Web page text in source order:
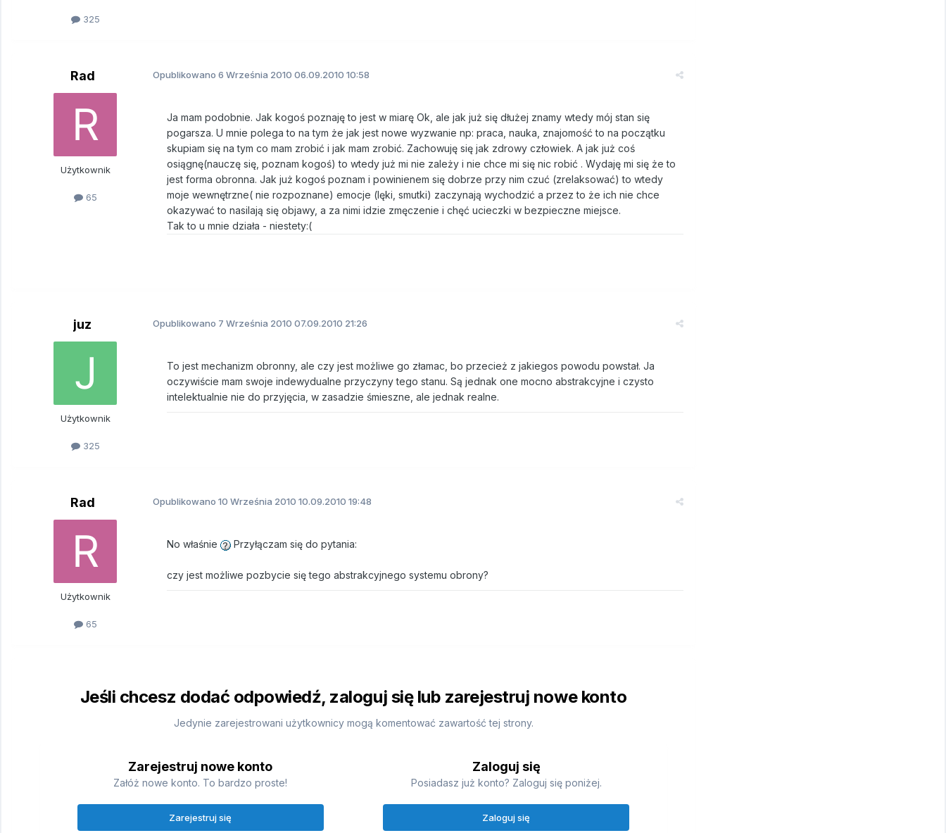
325
Rad
Użytkownik
65
Opublikowano 6 Września 2010 06.09.2010 10:58
Ja mam podobnie. Jak kogoś poznaję to jest w miarę Ok, ale jak już się dłużej znamy wtedy mój stan się
pogarsza. U mnie polega to na tym że jak jest nowe wyzwanie np: praca, nauka, znajomość to na początku
skupiam się na tym co mam zrobić i jak mam zrobić. Zachowuję się jak zdrowy człowiek. A jak już coś
osiągnę(nauczę się, poznam kogoś) to wtedy już mi nie zależy i nie chce mi się nic robić . Wydaję mi się że to
jest forma obronna. Jak już kogoś poznam i powinienem się dobrze przy nim czuć (zrelaksować) to wtedy
moje wewnętrzne( nie rozpoznane) emocje (lęki, smutki) zaczynają wychodzić a przez to że ich nie chce
okazywać to nasilają się objawy, a za nimi idzie zmęczenie i chęć ucieczki w bezpieczne miejsce.
Tak to u mnie działa - niestety:(
juz
Użytkownik
325
Opublikowano 7 Września 2010 07.09.2010 21:26
To jest mechanizm obronny, ale czy jest możliwe go złamac, bo przecież z jakiegos powodu powstał. Ja
oczywiście mam swoje indewydualne przyczyny tego stanu. Są jednak one mocno abstrakcyjne i czysto
intelektualnie nie do przyjęcia, w zasadzie śmieszne, ale jednak realne.
Rad
Użytkownik
65
Opublikowano 10 Września 2010 10.09.2010 19:48
No właśnie Przyłączam się do pytania:
czy jest możliwe pozbycie się tego abstrakcyjnego systemu obrony?
Jeśli chcesz dodać odpowiedź, zaloguj się lub zarejestruj nowe konto
Jedynie zarejestrowani użytkownicy mogą komentować zawartość tej strony.
Zarejestruj nowe konto
Załóż nowe konto. To bardzo proste!
Zarejestruj się
Zaloguj się
Posiadasz już konto? Zaloguj się poniżej.
Zaloguj się